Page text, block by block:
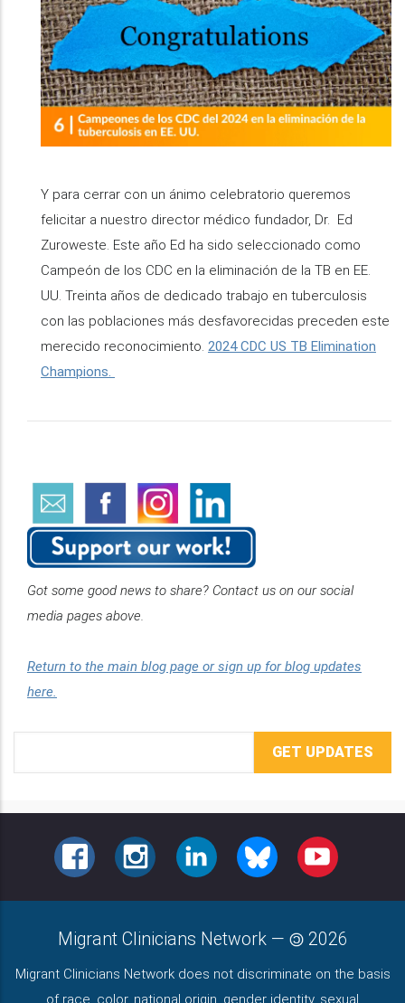
Y para cerrar con un ánimo celebratorio queremos
felicitar a nuestro director médico fundador, Dr. Ed
Zuroweste. Este año Ed ha sido seleccionado como
Campeón de los CDC en la eliminación de la TB en EE.
UU. Treinta años de dedicado trabajo en tuberculosis
con las poblaciones más desfavorecidas preceden este
merecido reconocimiento. 2024 CDC US TB Elimination
Champions.
Got some good news to share? Contact us on our social
media pages above.
Return to the main blog page or sign up for blog updates
here.
Address
FACEBOOKINSTAGRAMLINKEDINBLUESKY YOUTUBE
Migrant Clinicians Network — 2026
Migrant Clinicians Network does not discriminate on the basis
of race, color, national origin, gender identity, sexual